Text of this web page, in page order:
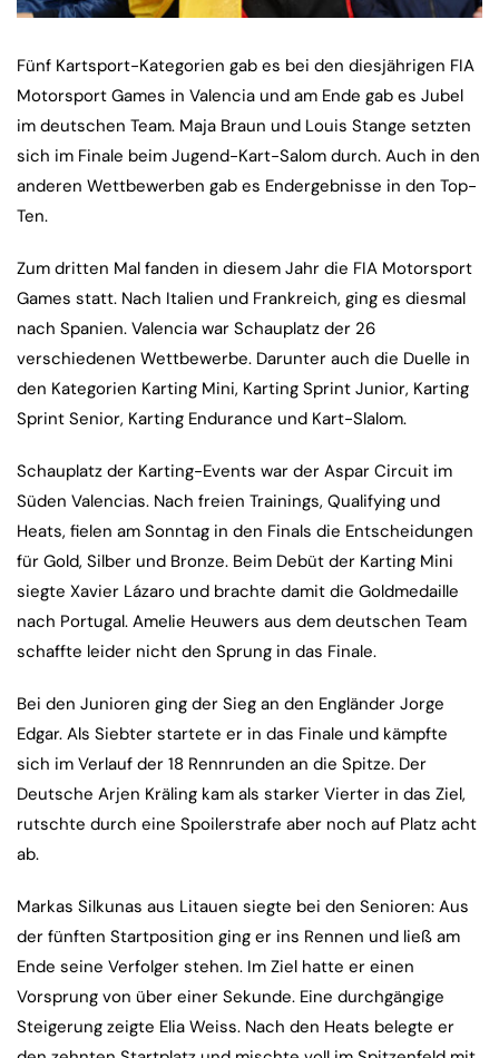
Fünf Kartsport-Kategorien gab es bei den diesjährigen FIA
Motorsport Games in Valencia und am Ende gab es Jubel
im deutschen Team. Maja Braun und Louis Stange setzten
sich im Finale beim Jugend-Kart-Salom durch. Auch in den
anderen Wettbewerben gab es Endergebnisse in den Top-
Ten.
Zum dritten Mal fanden in diesem Jahr die FIA Motorsport
Games statt. Nach Italien und Frankreich, ging es diesmal
nach Spanien. Valencia war Schauplatz der 26
verschiedenen Wettbewerbe. Darunter auch die Duelle in
den Kategorien Karting Mini, Karting Sprint Junior, Karting
Sprint Senior, Karting Endurance und Kart-Slalom.
Schauplatz der Karting-Events war der Aspar Circuit im
Süden Valencias. Nach freien Trainings, Qualifying und
Heats, fielen am Sonntag in den Finals die Entscheidungen
für Gold, Silber und Bronze. Beim Debüt der Karting Mini
siegte Xavier Lázaro und brachte damit die Goldmedaille
nach Portugal. Amelie Heuwers aus dem deutschen Team
schaffte leider nicht den Sprung in das Finale.
Bei den Junioren ging der Sieg an den Engländer Jorge
Edgar. Als Siebter startete er in das Finale und kämpfte
sich im Verlauf der 18 Rennrunden an die Spitze. Der
Deutsche Arjen Kräling kam als starker Vierter in das Ziel,
rutschte durch eine Spoilerstrafe aber noch auf Platz acht
ab.
Markas Silkunas aus Litauen siegte bei den Senioren: Aus
der fünften Startposition ging er ins Rennen und ließ am
Ende seine Verfolger stehen. Im Ziel hatte er einen
Vorsprung von über einer Sekunde. Eine durchgängige
Steigerung zeigte Elia Weiss. Nach den Heats belegte er